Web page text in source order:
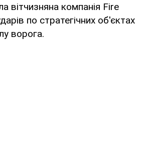
вітчизняна компанія Fire
по стратегічних об'єктах
ворога.